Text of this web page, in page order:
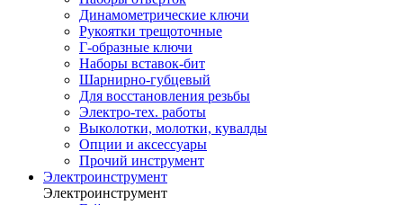
Динамометрические ключи
Рукоятки трещоточные
Г-образные ключи
Наборы вставок-бит
Шарнирно-губцевый
Для восстановления резьбы
Электро-тех. работы
Выколотки, молотки, кувалды
Опции и аксессуары
Прочий инструмент
Электроинструмент
Электроинструмент